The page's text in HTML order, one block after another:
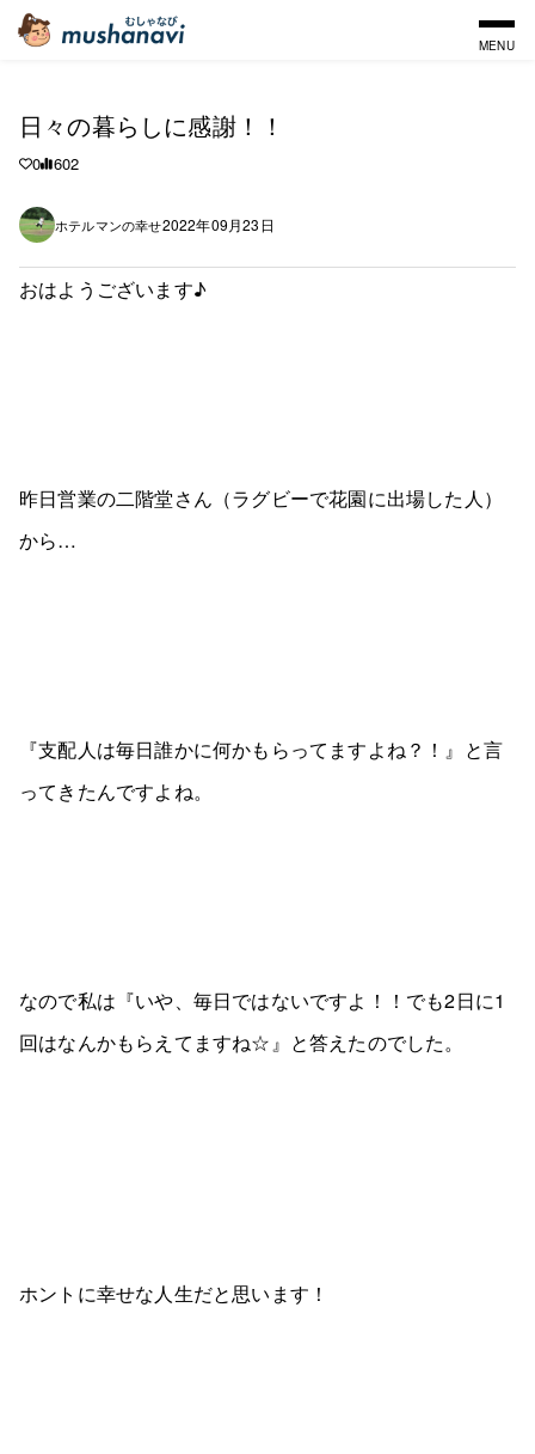
MENU
日々の暮らしに感謝！！
0 602
ホテルマンの幸せ2022年09月23日
おはようございます♪
昨日営業の二階堂さん（ラグビーで花園に出場した人）
から…
『支配人は毎日誰かに何かもらってますよね？！』と言
ってきたんですよね。
なので私は『いや、毎日ではないですよ！！でも2日に1
回はなんかもらえてますね☆』と答えたのでした。
ホントに幸せな人生だと思います！